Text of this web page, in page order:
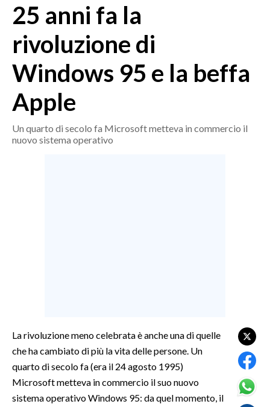
SASSARI E PROVINCIA
GALLURA
OGLIASTRA
AGENDA
ITALIA
RISULTATI E CLASSIFICHE
CALCIO
CALCIO REGIONALE
25 anni fa la
rivoluzione di
Windows 95 e la beffa
Apple
Un quarto di secolo fa Microsoft metteva in commercio il
nuovo sistema operativo
La rivoluzione meno celebrata è anche una di quelle
che ha cambiato di più la vita delle persone. Un
quarto di secolo fa (era il 24 agosto 1995)
Microsoft metteva in commercio il suo nuovo
sistema operativo Windows 95: da quel momento, il